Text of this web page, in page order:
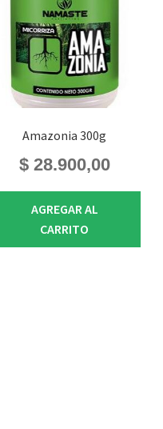
Amazonia 300g
$28.900,00
AGREGAR AL
CARRITO